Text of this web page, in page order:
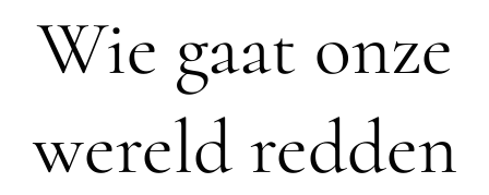
Wie gaat onze
wereld redden